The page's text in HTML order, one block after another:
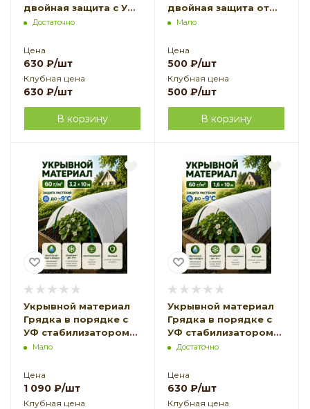
двойная защита с УФ
стабилизатором
м2, 1,6 х 5 м
Благодатное
Земледелие
Достаточно
Цена
630 ₽/шт
Клубная цена
630 ₽/шт
В корзину
двойная защита от
вредителей с УФ
красно-желтый 40 г/
м2, 1,6 х 5 м
Благодатное
Земледелие
Мало
Цена
500 ₽/шт
Клубная цена
500 ₽/шт
В корзину
Укрывной материал
Грядка в порядке с
УФ стабилизатором
белый 60 г/м2, 3,2 х 10
Земледелие
Мало
Цена
1 090 ₽/шт
Клубная цена
Укрывной материал
Грядка в порядке с
УФ стабилизатором
белый 60 г/м2, 1,6 х 10
Земледелие
Достаточно
Цена
630 ₽/шт
Клубная цена